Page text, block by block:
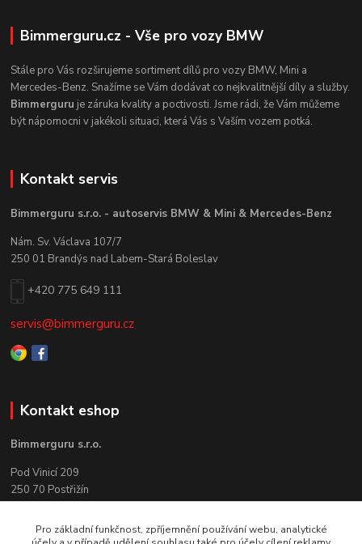
Bimmerguru.cz - Vše pro vozy BMW
Stále pro Vás rozširujeme sortiment dílů pro vozy BMW, Mini a
Mercedes-Benz. Snažíme se Vám dodávat co nejkvalitnější díly a služby.
Bimmerguru je záruka kvality a poctivosti. Jsme rádi, že Vám můžeme
být nápomocni v jakékoli situaci, která Vás s Vaším vozem potká.
Kontakt servis
Bimmerguru s.r.o. - autoservis BMW & Mini & Mercedes-Benz
Nám. Sv. Václava 107/7
250 01 Brandýs nad Labem-Stará Boleslav
+420 775 649 111
servis@bimmerguru.cz
Kontakt eshop
Bimmerguru s.r.o.
Pod Vinicí 209
250 70 Postřižín
+420 775 649 111
Pro základní funkčnost, zpříjemnění používání webu, analytické